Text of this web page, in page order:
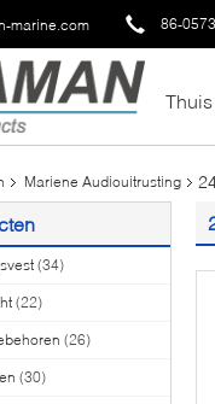
marine.com 86-
Thuis
Mariene Audiouitrusting
(34)
(22)
(26)
(30)